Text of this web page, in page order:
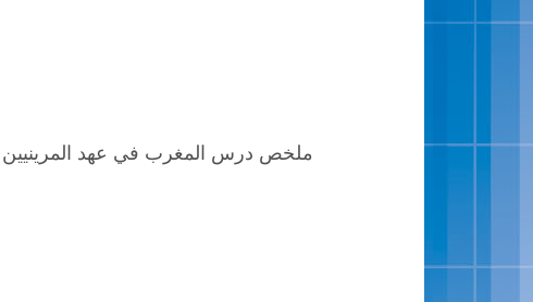
ملخص درس المغرب في عهد المرينيين